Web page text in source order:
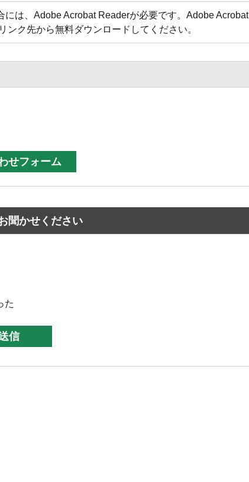
は、Adobe Acrobat Readerが必要です。Adobe Acrobat
ンク先から無料ダウンロードしてください。
聞かせください
た